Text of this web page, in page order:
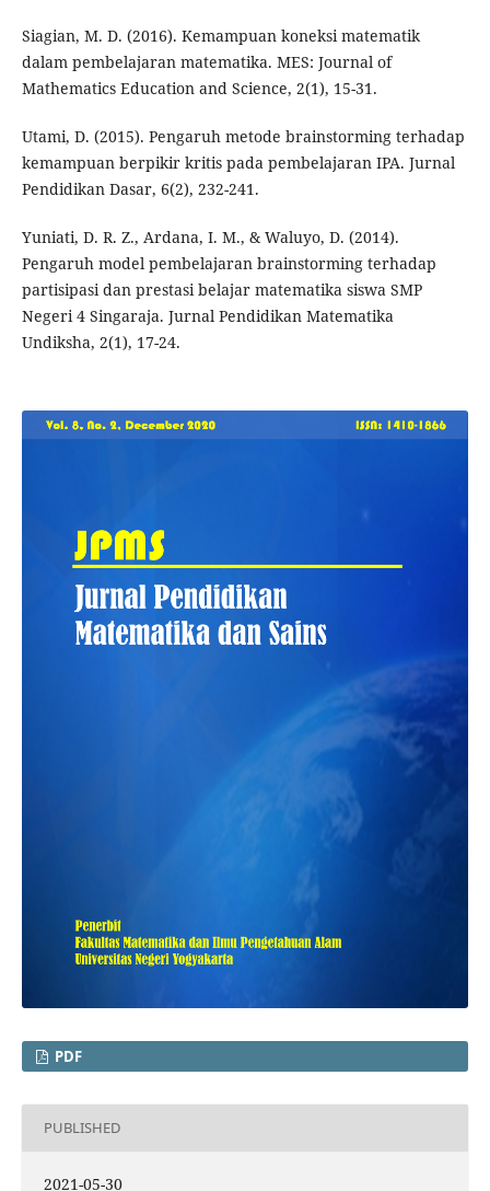
Siagian, M. D. (2016). Kemampuan koneksi matematik
dalam pembelajaran matematika. MES: Journal of
Mathematics Education and Science, 2(1), 15-31.
Utami, D. (2015). Pengaruh metode brainstorming terhadap
kemampuan berpikir kritis pada pembelajaran IPA. Jurnal
Pendidikan Dasar, 6(2), 232-241.
Yuniati, D. R. Z., Ardana, I. M., & Waluyo, D. (2014).
Pengaruh model pembelajaran brainstorming terhadap
partisipasi dan prestasi belajar matematika siswa SMP
Negeri 4 Singaraja. Jurnal Pendidikan Matematika
Undiksha, 2(1), 17-24.
PDF
PUBLISHED
2021-05-30